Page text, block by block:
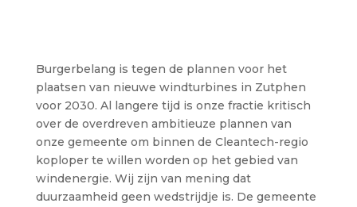
Burgerbelang is tegen de plannen voor het
plaatsen van nieuwe windturbines in Zutphen
voor 2030. Al langere tijd is onze fractie kritisch
over de overdreven ambitieuze plannen van
onze gemeente om binnen de Cleantech-regio
koploper te willen worden op het gebied van
windenergie. Wij zijn van mening dat
duurzaamheid geen wedstrijdje is. De gemeente